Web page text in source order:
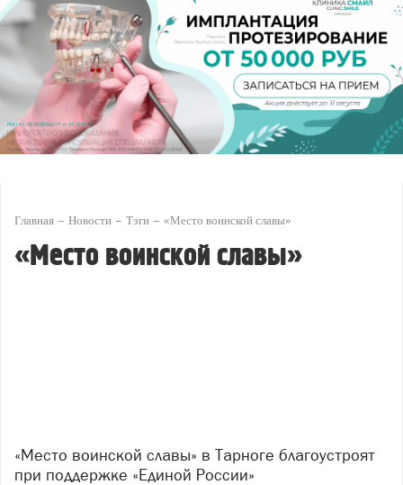
Главная Новости Тэги «Место воинской славы»
«Место воинской славы»
«Место воинской славы» в Тарноге благоустроят
при поддержке «Единой России»